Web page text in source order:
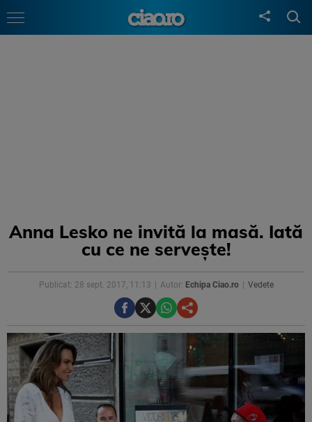
Anna Lesko ne invită la masă. Iată
cu ce ne servește!
Publicat: 28 sept. 2017, 11:13 Autor: Echipa Ciao.ro Vedete